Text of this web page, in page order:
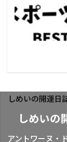
しめいの開運日
しめいの
アントワーヌ・